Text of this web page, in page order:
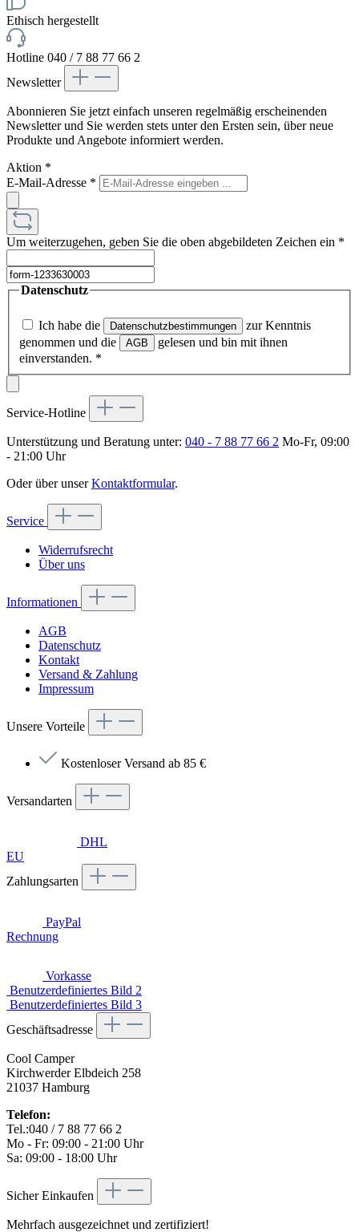
Ethisch hergestellt
Hotline 040 / 7 88 77 66 2
Newsletter
Abonnieren Sie jetzt einfach unseren regelmäßig erscheinenden
Newsletter und Sie werden stets unter den Ersten sein, über neue
Produkte und Angebote informiert werden.
Aktion *
E-Mail-Adresse *
Um weiterzugehen, geben Sie die oben abgebildeten Zeichen ein *
Datenschutz
Ich habe die Datenschutzbestimmungen
zur Kenntnis
genommen und die
AGB
gelesen und bin mit ihnen
einverstanden. *
Service-Hotline
Unterstützung und Beratung unter: 040 - 7 88 77 66 2 Mo-Fr, 09:00
- 21:00 Uhr
Oder über unserKontaktformular.
Service
Widerrufsrecht
Über uns
Informationen
AGB
Datenschutz
Kontakt
Versand & Zahlung
Impressum
Unsere Vorteile
Kostenloser Versand ab 85 €
Versandarten
DHL
EU
Zahlungsarten
PayPal
Rechnung
Vorkasse
Benutzerdefiniertes Bild 2
Benutzerdefiniertes Bild 3
Geschäftsadresse
Cool Camper
Kirchwerder Elbdeich 258
21037 Hamburg
Telefon:
Tel.:040 / 7 88 77 66 2
Mo - Fr: 09:00 - 21:00 Uhr
Sa: 09:00 - 18:00 Uhr
Sicher Einkaufen
Mehrfach ausgezeichnet und zertifiziert!